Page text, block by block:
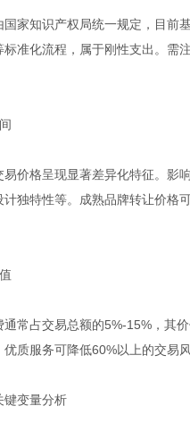
家知识产权局统一规定，目前
准化流程，属于刚性支出。需
易价格呈现显著差异化特征。影
计独特性等。成熟品牌转让价格
常占交易总额的5%-15%，其
质服务可降低60%以上的交易
键变量分析